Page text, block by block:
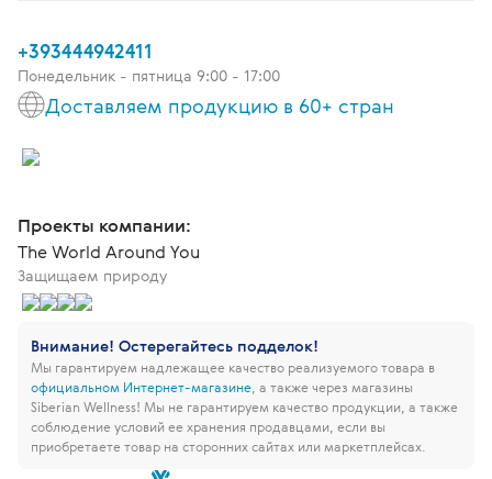
+393444942411
Понедельник - пятница 9:00 - 17:00
Доставляем продукцию в 60+ стран
Проекты компании:
The World Around You
Защищаем природу
Внимание! Остерегайтесь подделок!
Мы гарантируем надлежащее качество реализуемого товара в
официальном Интернет-магазине , а также через магазины
Siberian Wellness! Мы не гарантируем качество продукции, а также
соблюдение условий ее хранения продавцами, если вы
приобретаете товар на сторонних сайтах или маркетплейсах.